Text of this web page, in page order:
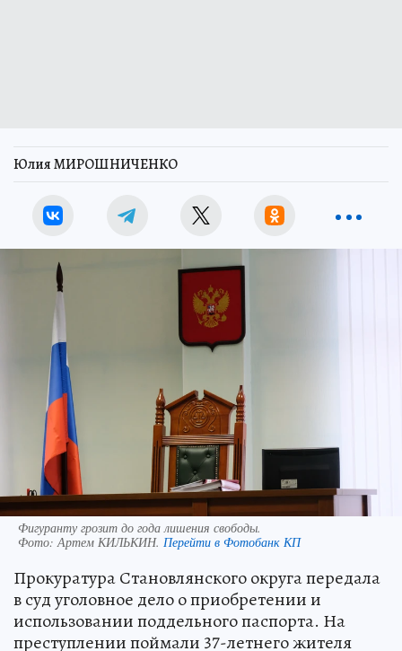
Юлия МИРОШНИЧЕНКО
Фигуранту грозит до года лишения свободы.
Фото:Артем КИЛЬКИН. Перейти в Фотобанк КП
Прокуратура Становлянского округа передала
в суд уголовное дело о приобретении и
использовании поддельного паспорта. На
преступлении поймали 37-летнего жителя